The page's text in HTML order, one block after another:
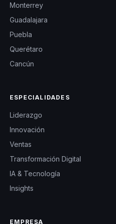
Monterrey
Guadalajara
Puebla
Querétaro
Cancún
ESPECIALIDADES
Liderazgo
Innovación
Ventas
Transformación Digital
IA & Tecnología
Insights
EMPRESA